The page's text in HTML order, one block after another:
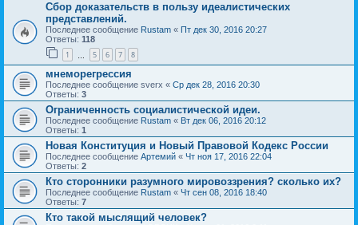
Сбор доказательств в пользу идеалистических
представлений.
Последнее сообщение Rustam « Пт дек 30, 2016 20:27
Ответы: 118
1 5 6 7 8
мнеморегрессия
Последнее сообщение sverx « Ср дек 28, 2016 20:30
Ответы: 3
Ограниченность социалистической идеи.
Последнее сообщение Rustam « Вт дек 06, 2016 20:12
Ответы: 1
Новая Конституция и Новый Правовой Кодекс России
Последнее сообщение Артемий « Чт ноя 17, 2016 22:04
Ответы: 2
Кто сторонники разумного мировоззрения? сколько их?
Последнее сообщение Rustam « Чт сен 08, 2016 18:40
Ответы: 7
Кто такой мыслящий человек?